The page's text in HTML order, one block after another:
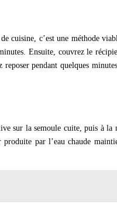
cuisine, c’est une méthode
Ensuite, couvrez le
pendant quelques
sur la semoule cuite, puis à la
par l’eau chaude